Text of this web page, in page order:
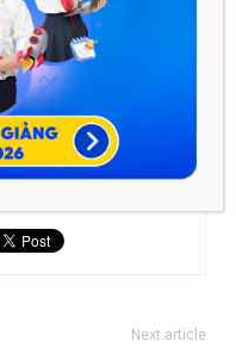
Next article